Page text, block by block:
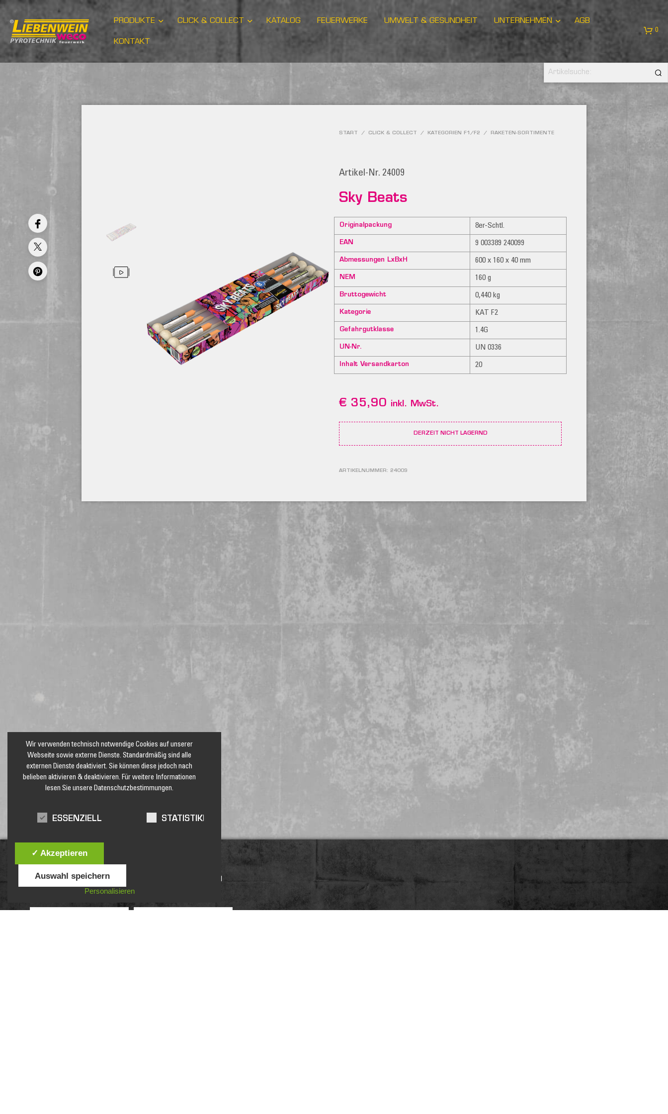
PRODUKTE CLICK & COLLECT KATALOG FEUERWERKE UMWELT & GESUNDHEIT UNTERNEHMEN AGB
KONTAKT
0
START / CLICK & COLLECT / KATEGORIEN F1/F2 / RAKETEN-SORTIMENTE
Artikel-Nr. 24009
Sky Beats
Originalpackung 8er-Schtl.
EAN 9 003389 240099
Abmessungen LxBxH 600 x 160 x 40 mm
NEM 160 g
Bruttogewicht 0,440 kg
Kategorie KAT F2
Gefahrgutklasse 1.4G
UN-Nr. UN 0336
Inhalt Versandkarton 20
€ 35,90 inkl. MwSt.
DERZEIT NICHT LAGERND
ARTIKELNUMMER: 24009
Jetzt unseren Newsletter abonnieren und keine Angebote und
Aktionen mehr verpassen!
Wir verwenden technisch notwendige Cookies auf unserer
Webseite sowie externe Dienste. Standardmäßig sind alle
externen Dienste deaktiviert. Sie können diese jedoch nach
belieben aktivieren & deaktivieren. Für weitere Informationen
lesen Sie unsere Datenschutzbestimmungen.
ESSENZIELL STATISTIKEN
✓ Akzeptieren
Auswahl speichern
Personalisieren